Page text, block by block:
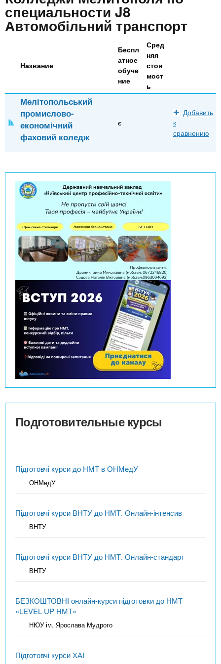
n
t
.
i
n
f
o
х
з
а
е
и
Онлайн курсы
За рубежом
специальности J8
Автомобільний транспорт
Название
Беспл
атное
обуче
ние
Сред
няя
стои
мост
ь
Мелітопольський
промислово-
економічний
фаховий коледж
є
Добавить
к
сравнению
Подготовительные курсы
Підготовчі курси до НМТ в ОНМедУ
ОНМедУ
Підготовчі курси ВНТУ до НМТ. Онлайн-інтенсив
ВНТУ
Підготовчі курси ВНТУ до НМТ. Онлайн-стандарт
ВНТУ
БЕЗКОШТОВНІ онлайн-курси підготовки до НМТ
«LEVEL UP НМТ»
НЮУ ім. Ярослава Мудрого
Підготовчі курси ХАІ